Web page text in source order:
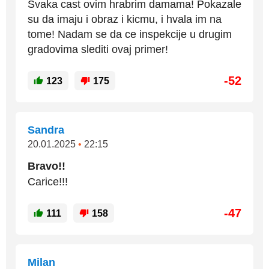
Svaka cast ovim hrabrim damama! Pokazale
su da imaju i obraz i kicmu, i hvala im na
tome! Nadam se da ce inspekcije u drugim
gradovima slediti ovaj primer!
123 175 -52
Sandra
20.01.2025 • 22:15
Bravo!!
Carice!!!
111 158 -47
Milan